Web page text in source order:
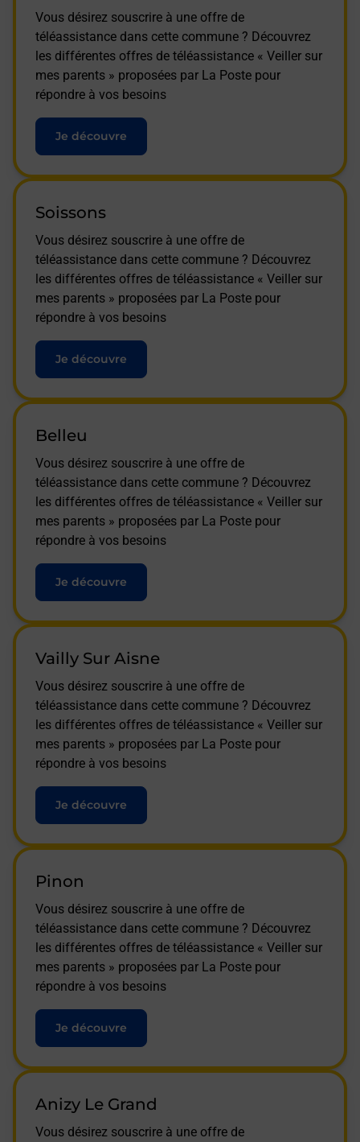
Vous désirez souscrire à une offre de
téléassistance dans cette commune ? Découvrez
les différentes offres de téléassistance « Veiller sur
mes parents » proposées par La Poste pour
répondre à vos besoins
Je découvre
Soissons
Vous désirez souscrire à une offre de
téléassistance dans cette commune ? Découvrez
les différentes offres de téléassistance « Veiller sur
mes parents » proposées par La Poste pour
répondre à vos besoins
Je découvre
Belleu
Vous désirez souscrire à une offre de
téléassistance dans cette commune ? Découvrez
les différentes offres de téléassistance « Veiller sur
mes parents » proposées par La Poste pour
répondre à vos besoins
Je découvre
Vailly Sur Aisne
Vous désirez souscrire à une offre de
téléassistance dans cette commune ? Découvrez
les différentes offres de téléassistance « Veiller sur
mes parents » proposées par La Poste pour
répondre à vos besoins
Je découvre
Pinon
Vous désirez souscrire à une offre de
téléassistance dans cette commune ? Découvrez
les différentes offres de téléassistance « Veiller sur
mes parents » proposées par La Poste pour
répondre à vos besoins
Je découvre
Anizy Le Grand
Vous désirez souscrire à une offre de